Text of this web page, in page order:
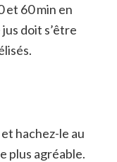
et 60 min en
doit s’être
hachez-le au
plus agréable.